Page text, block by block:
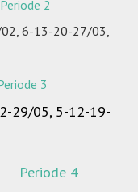
Periode 2
6-13-20-27/03,
3
29/05, 5-12-19-
Periode 4